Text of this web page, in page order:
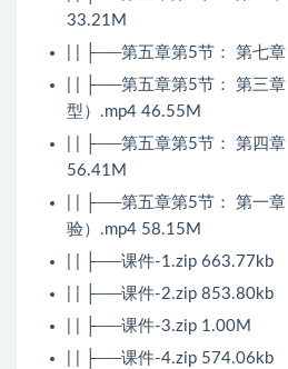
33.21M
| | ├──第五章第5节： 第七
| | ├──第五章第5节： 第三
型）.mp4 46.55M
| | ├──第五章第5节： 第四
56.41M
| | ├──第五章第5节： 第一
验）.mp4 58.15M
| | ├──课件-1.zip 663.77kb
| | ├──课件-2.zip 853.80kb
| | ├──课件-3.zip 1.00M
| | ├──课件-4.zip 574.06kb